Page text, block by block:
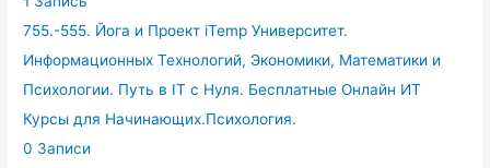
755.-555. Йога и Проект iTemp Университет.
Информационных Технологий, Экономики, Математики и
Психологии. Путь в IT с Нуля. Бесплатные Онлайн ИТ
Курсы для Начинающих.Психология.
0 Записи